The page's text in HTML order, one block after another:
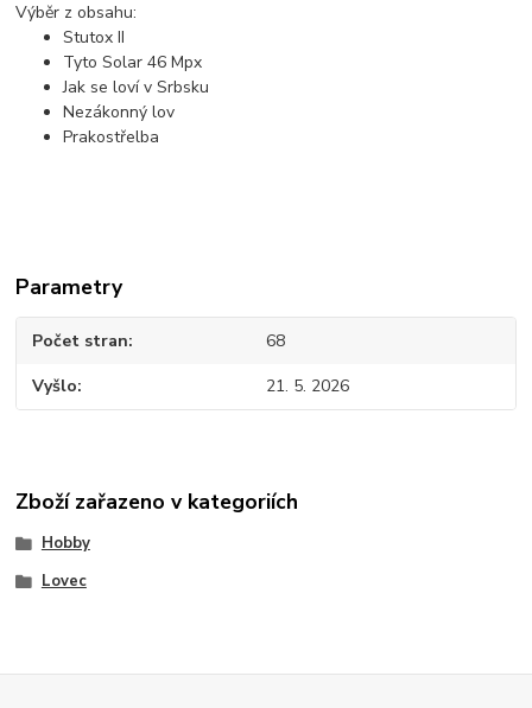
Výběr z obsahu:
Stutox II
Tyto Solar 46 Mpx
Jak se loví v Srbsku
Nezákonný lov
Prakostřelba
Parametry
Počet stran 68
Vyšlo 21. 5. 2026
Zboží zařazeno v kategoriích
Hobby
Lovec